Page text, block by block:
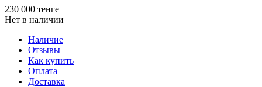
230 000 тенге
Нет в наличии
Наличие
Отзывы
Как купить
Оплата
Доставка